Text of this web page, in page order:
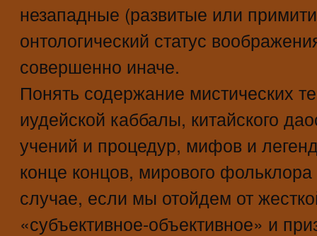
незападные (развитые или
онтологический статус
совершенно иначе.
Понять содержание мистических
иудейской каббалы, китайского
учений и процедур, мифов и
конце концов, мирового
случае, если мы отойдем от
«субъективное-объективное» и